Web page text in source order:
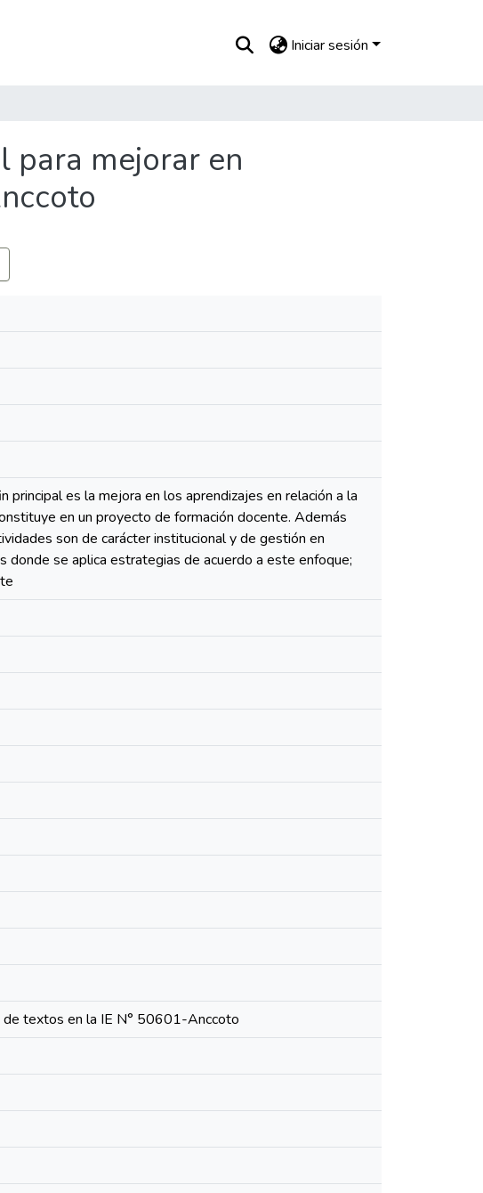
Iniciar sesión
para mejorar en
es la mejora en los aprendizajes en relación a la
en un proyecto de formación docente. Además
son de carácter institucional y de gestión en
se aplica estrategias de acuerdo a este enfoque;
de textos en la IE N° 50601-Anccoto